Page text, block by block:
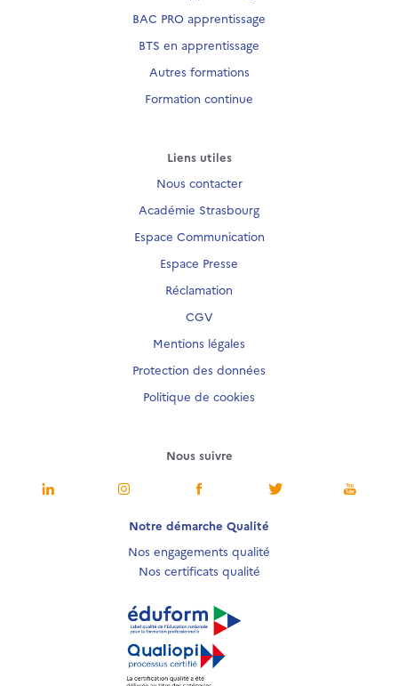
BAC PRO apprentissage
BTS en apprentissage
Autres formations
Formation continue
Liens utiles
Nous contacter
Académie Strasbourg
Espace Communication
Espace Presse
Réclamation
CGV
Mentions légales
Protection des données
Politique de cookies
Nous suivre
Notre démarche Qualité
Nos engagements qualité
Nos certificats qualité